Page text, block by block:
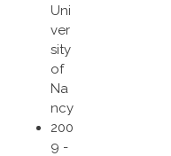
Uni
ver
sity
of
Na
ncy
200
9 -